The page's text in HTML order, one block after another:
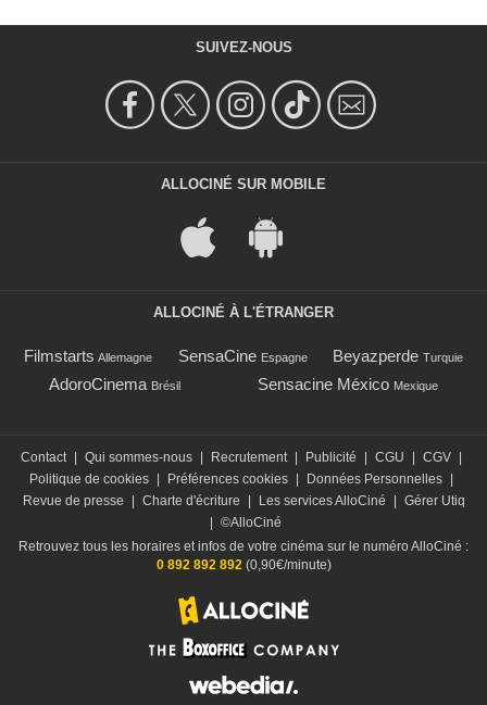
SUIVEZ-NOUS
ALLOCINÉ SUR MOBILE
ALLOCINÉ À L'ÉTRANGER
Filmstarts Allemagne SensaCine Espagne Beyazperde Turquie
AdoroCinema Brésil Sensacine México Mexique
Contact Qui sommes-nous Recrutement Publicité CGU CGV
Politique de cookies
Préférences cookies Données Personnelles
Revue de presse
Charte d'écriture Les services AlloCiné
Gérer Utiq
©AlloCiné
Retrouvez tous les horaires et infos de votre cinéma sur le numéro AlloCiné :
0 892 892 892(0,90€/minute)